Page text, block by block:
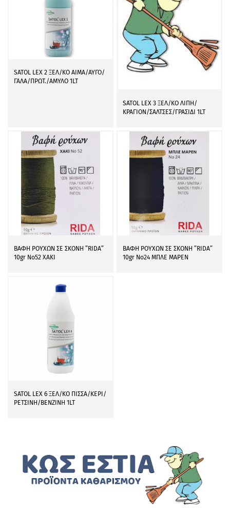
SATOL LEX 2 ΞΕΛ/ΚΟ ΑΙΜΑ/ΑΥΓΟ/
ΓΑΛΑ/ΠΡΩΤ./ΑΜΥΛΟ 1LT
SATOL LEX 3 ΞΕΛ/ΚΟ ΛΙΠΗ/
ΚΡΑΓΙΟΝ/ΣΑΛΤΣΕΣ/ΓΡΑΣΙΔΙ 1LT
ΒΑΦΗ ΡΟΥΧΩΝ ΣΕ ΣΚΟΝΗ ”RIDA”
10gr Νο52 ΧΑΚΙ
ΒΑΦΗ ΡΟΥΧΩΝ ΣΕ ΣΚΟΝΗ ”RIDA”
10gr Νο24 ΜΠΛΕ ΜΑΡΕΝ
SATOL LEX 6 ΞΕΛ/ΚΟ ΠΙΣΣΑ/ΚΕΡΙ/
ΡΕΤΣΙΝΗ/ΒΕΝΖΙΝΗ 1LT